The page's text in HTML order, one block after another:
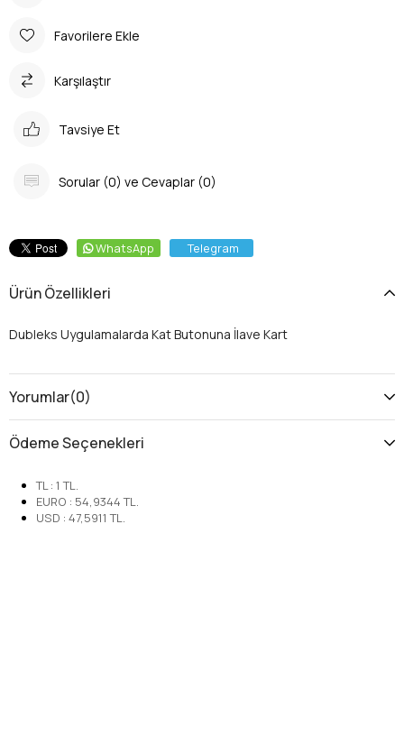
Favorilere Ekle
Karşılaştır
Tavsiye Et
Sorular (0) ve Cevaplar (0)
WhatsApp Telegram
Ürün Özellikleri
Dubleks Uygulamalarda Kat Butonuna İlave Kart
Yorumlar(0)
Ödeme Seçenekleri
TL: 1TL.
EURO : 54,9344TL.
USD : 47,5911TL.